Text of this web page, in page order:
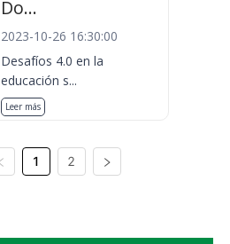
Do...
2023-10-26 16:30:00
Desafíos 4.0 en la
educación s...
Leer más
1 2